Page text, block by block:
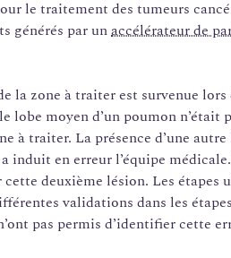
le traitement des tumeurs
générés par unaccélérateur de
la zone à traiter est survenue
lobe moyen d’un poumon n’était
à traiter. La présence d’une
induit en erreur l’équipe
deuxième lésion. Les étapes
validations dans les
pas permis d’identifier cette